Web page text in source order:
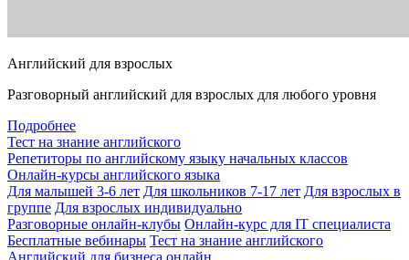
Английский для взрослых
Разговорный английский для взрослых для любого уровня
Подробнее
Тест на знание английского
Репетиторы по английскому языку начальных классов
Онлайн-курсы английского языка
Для малышей 3-6 лет Для школьников 7-17 лет Для взрослых в
группе Для взрослых индивидуально
Разговорные онлайн-клубы Онлайн-курс для IT специалиста
Бесплатные вебинары Тест на знание английского
Английский для бизнеса онлайн